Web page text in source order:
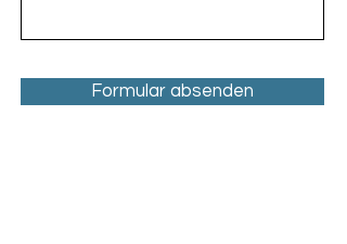
Formular absenden